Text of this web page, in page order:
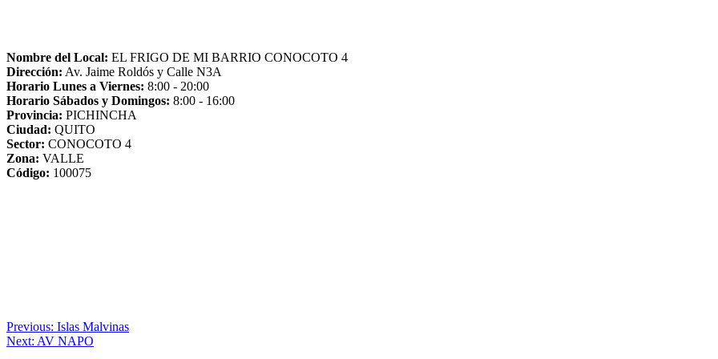
Nombre del Local: EL FRIGO DE MI BARRIO CONOCOTO 4
Dirección: Av. Jaime Roldós y Calle N3A
Horario Lunes a Viernes: 8:00 - 20:00
Horario Sábados y Domingos: 8:00 - 16:00
Provincia: PICHINCHA
Ciudad: QUITO
Sector: CONOCOTO 4
Zona: VALLE
Código: 100075
Navegación
de
Previous: Islas Malvinas
Next: AV NAPO